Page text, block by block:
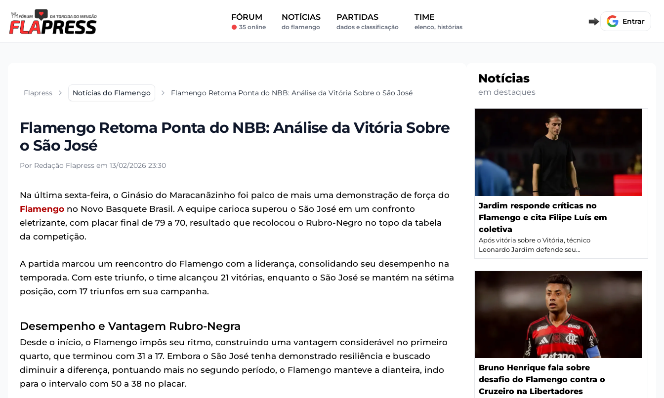
FÓRUM
35 online
NOTÍCIAS
do flamengo
PARTIDAS
dados e classificação
TIME
elenco, histórias
Entrar
Flapress Notícias do Flamengo Flamengo Retoma Ponta do NBB: Análise da Vitória Sobre o São José
Flamengo Retoma Ponta do NBB: Análise da Vitória Sobre
o São José
Por Redação Flapress em 13/02/2026 23:30
Na última sexta-feira, o Ginásio do Maracanãzinho foi palco de mais uma demonstração de força do
Flamengo no Novo Basquete Brasil. A equipe carioca superou o São José em um confronto
eletrizante, com placar final de 79 a 70, resultado que recolocou o Rubro-Negro no topo da tabela
da competição.
A partida marcou um reencontro do Flamengo com a liderança, consolidando seu desempenho na
temporada. Com este triunfo, o time alcançou 21 vitórias, enquanto o São José se mantém na sétima
posição, com 17 triunfos em sua campanha.
Desempenho e Vantagem Rubro-Negra
Desde o início, o Flamengo impôs seu ritmo, construindo uma vantagem considerável no primeiro
quarto, que terminou com 31 a 17. Embora o São José tenha demonstrado resiliência e buscado
diminuir a diferença, pontuando mais no segundo período, o Flamengo manteve a dianteira, indo
para o intervalo com 50 a 38 no placar.
Notícias
em destaques
Jardim responde críticas no
Flamengo e cita Filipe Luís em
coletiva
Após vitória sobre o Vitória, técnico
Leonardo Jardim defende seu...
Bruno Henrique fala sobre
desafio do Flamengo contra o
Cruzeiro na Libertadores